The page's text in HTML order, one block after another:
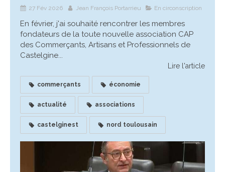
27 Fév 2026 Jean François Portarrieu En circonscription
En février, j'ai souhaité rencontrer les membres
fondateurs de la toute nouvelle association CAP
des Commerçants, Artisans et Professionnels de
Castelgine...
Lire l'article
commerçants économie
actualité associations
castelginest nord toulousain